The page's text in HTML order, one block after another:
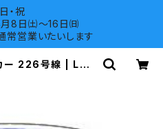
・祝
月8日㈯～16日㈰
常営業いたいします
ー 226号線 | LOV